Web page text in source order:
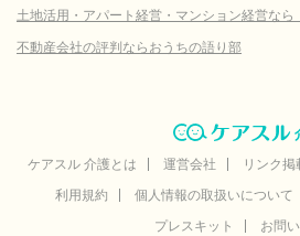
土地活用・アパート経営・マンション経営なら
不動産会社の評判ならおうちの語り部
ケアスル 介護とは 運営会社 リンク
利用規約
個人情報の取扱いについて
プレスキット
お問